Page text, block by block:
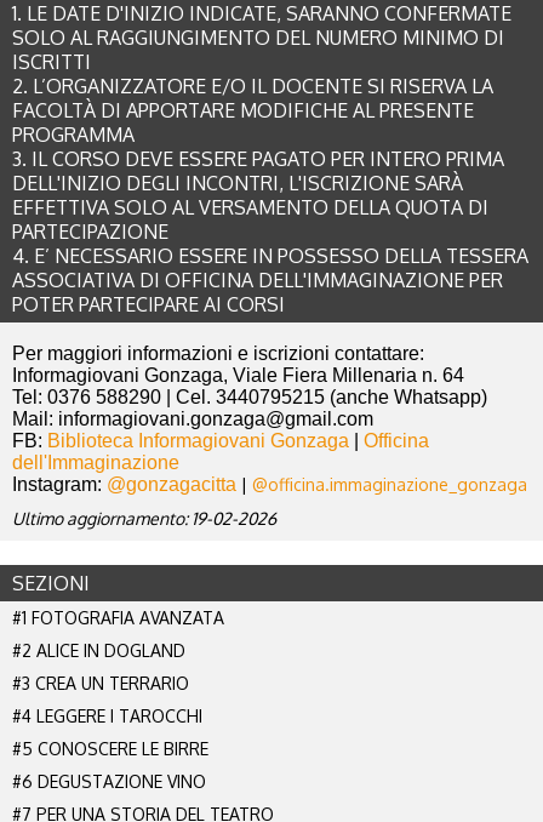
1. LE DATE D'INIZIO INDICATE, SARANNO CONFERMATE
SOLO AL RAGGIUNGIMENTO DEL NUMERO MINIMO DI
ISCRITTI
2. L’ORGANIZZATORE E/O IL DOCENTE SI RISERVA LA
FACOLTÀ DI APPORTARE MODIFICHE AL PRESENTE
PROGRAMMA
3. IL CORSO DEVE ESSERE PAGATO PER INTERO PRIMA
DELL'INIZIO DEGLI INCONTRI, L'ISCRIZIONE SARÀ
EFFETTIVA SOLO AL VERSAMENTO DELLA QUOTA DI
PARTECIPAZIONE
4. E’ NECESSARIO ESSERE IN POSSESSO DELLA TESSERA
ASSOCIATIVA DI OFFICINA DELL'IMMAGINAZIONE PER
POTER PARTECIPARE AI CORSI
Per maggiori informazioni e iscrizioni contattare:
Informagiovani Gonzaga, Viale Fiera Millenaria n. 64
Tel: 0376 588290 | Cel. 3440795215 (anche Whatsapp)
Mail: informagiovani.gonzaga@gmail.com
FB: Biblioteca Informagiovani Gonzaga
Officina
dell'Immaginazione
Instagram: @gonzagacitta | @officina.immaginazione_gonzaga
Ultimo aggiornamento: 19-02-2026
SEZIONI
#1 FOTOGRAFIA AVANZATA
#2 ALICE IN DOGLAND
#3 CREA UN TERRARIO
#4 LEGGERE I TAROCCHI
#5 CONOSCERE LE BIRRE
#6 DEGUSTAZIONE VINO
#7 PER UNA STORIA DEL TEATRO